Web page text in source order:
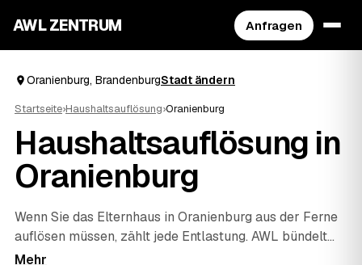
AWL ZENTRUM Anfragen
Oranienburg, BrandenburgStadt ändern
Startseite›Haushaltsauflösung›Oranienburg
Haushaltsauflösung in
Oranienburg
Wenn Sie das Elternhaus in Oranienburg aus der Ferne
auflösen müssen, zählt jede Entlastung. AWL bündelt
die Suche: Eine Anfrage genügt, und geprüfte Anbieter